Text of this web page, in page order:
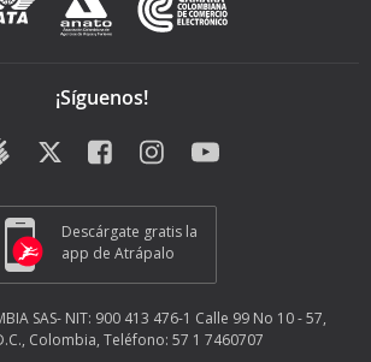
¡Síguenos!
Descárgate gratis la
app de Atrápalo
SAS- NIT: 900 413 476-1 Calle 99 No 10 - 57,
Colombia, Teléfono: 57 1 7460707